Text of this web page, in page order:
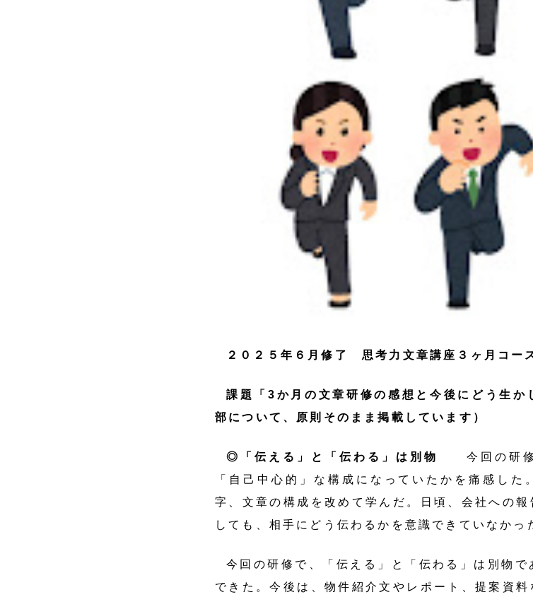
２０２５年６月修了 思考力文章講座３ヶ月コー
課題「3か月の文章研修の感想と今後にどう生か
部について、原則そのまま掲載しています）
◎「伝える」と「伝わる」は別物
今回の研修
「自己中心的」な構成になっていたかを痛感し
字、文章の構成を改めて学んだ。日頃、会社への
しても、相手にどう伝わるかを意識できていなかっ
今回の研修で、「伝える」と「伝わる」は別物
できた。今後は、物件紹介文やレポート、提案資